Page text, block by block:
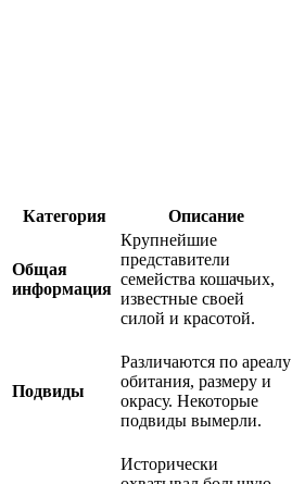
Категория Описание
Общая
информация
Крупнейшие
представители
семейства кошачьих,
известные своей
силой и красотой.
Подвиды
Различаются по ареалу
обитания, размеру и
окрасу. Некоторые
подвиды вымерли.
Исторически